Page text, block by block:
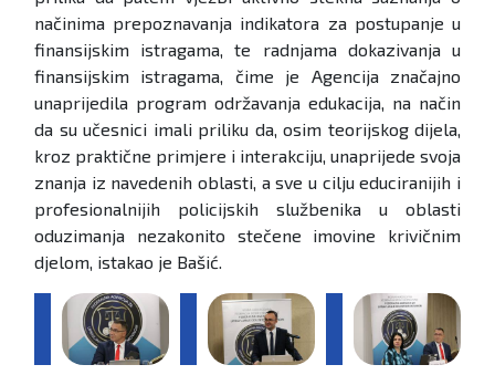
načinima prepoznavanja indikatora za postupanje u
finansijskim istragama, te radnjama dokazivanja u
finansijskim istragama, čime je Agencija značajno
unaprijedila program održavanja edukacija, na način
da su učesnici imali priliku da, osim teorijskog dijela,
kroz praktične primjere i interakciju, unaprijede svoja
znanja iz navedenih oblasti, a sve u cilju educiranijih i
profesionalnijih policijskih službenika u oblasti
oduzimanja nezakonito stečene imovine krivičnim
djelom, istakao je Bašić.